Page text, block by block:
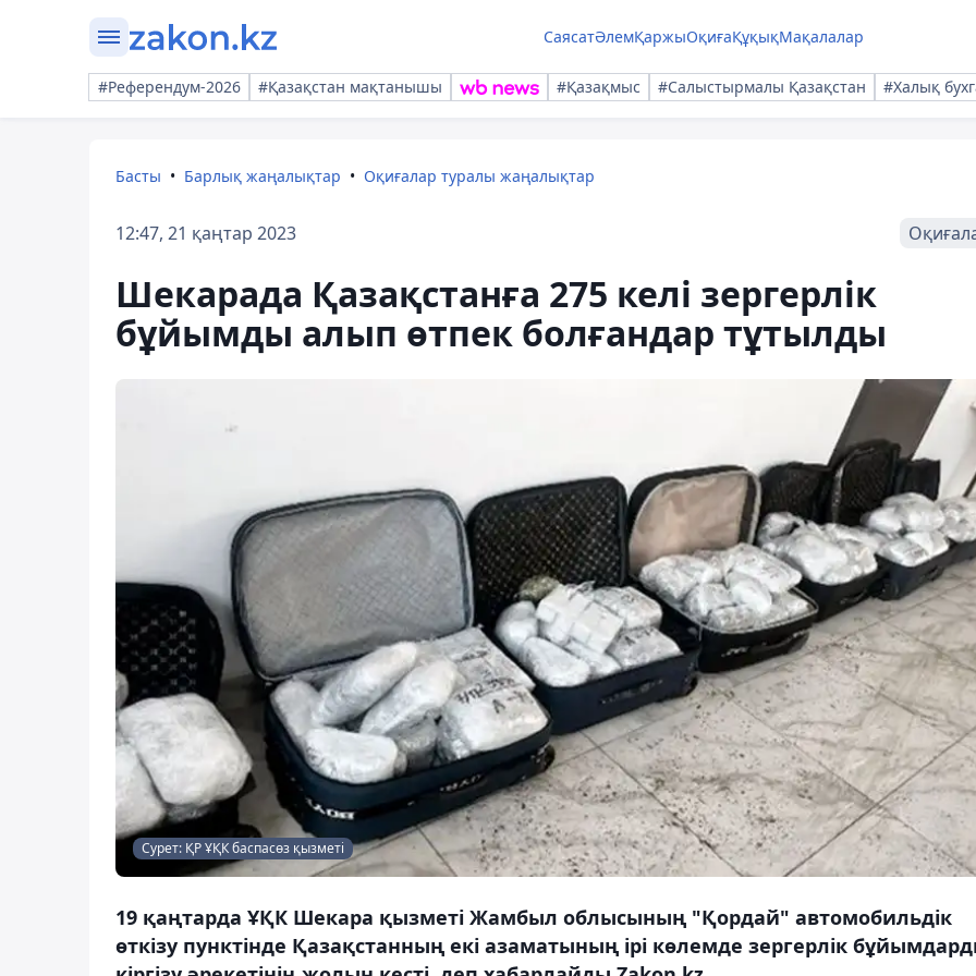
СаясатӘлемҚаржыОқиғаҚұқықМақалалар
#Референдум-2026 #Қазақстан мақтанышы #Қазақмыс #Салыстырмалы Қазақстан #Халық
Басты Барлық жаңалықтар Оқиғалар туралы жаңалықтар
12:47, 21 қаңтар 2023
Шекарада Қазақстанға 275 келі зергерлік
бұйымды алып өтпек болғандар тұтылды
Сурет: ҚР ҰҚК баспасөз қызметі
19 қаңтарда ҰҚК Шекара қызметі Жамбыл облысының "Қордай" автомобильдік
өткізу пунктінде Қазақстанның екі азаматының ірі көлемде зергерлік